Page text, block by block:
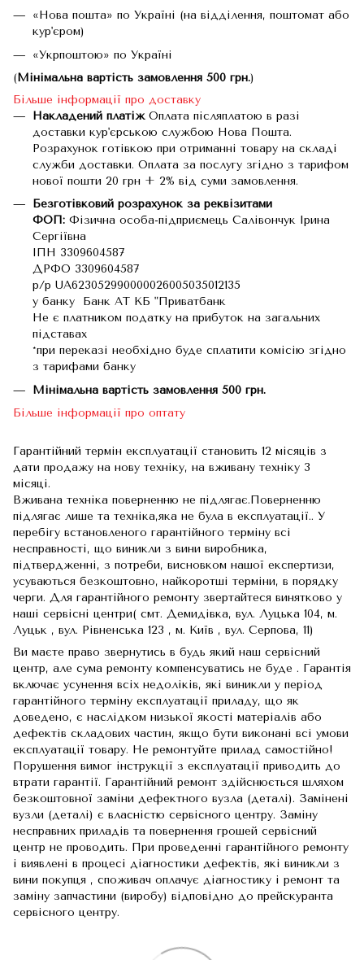
«Нова пошта» по Україні (на відділення, поштомат або
кур'єром)
«Укрпоштою» по Україні
(Мінімальна вартість замовлення 500 грн.)
Більше інформації про доставку
Накладений платіжОплата післяплатою в разі
доставки кур'єрською службою Нова Пошта.
Розрахунок готівкою при отриманні товару на складі
служби доставки. Оплата за послугу згідно з тарифом
нової пошти 20 грн + 2% від суми замовлення.
Безготівковий розрахунок за реквізитами
ФОП: Фізична особа-підприємець Салівончук Ірина
Сергіївна
ІПН 3309604587
ДРФО 3309604587
р/р UA623052990000026005035012135
у банку Банк АТ КБ "Приватбанк
Не є платником податку на прибуток на загальних
підставах
*при переказі необхідно буде сплатити комісію згідно
з тарифами банку
Мінімальна вартість замовлення 500 грн.
Більше інформації про оптату
Гарантійний термін експлуатації становить 12 місяців з
дати продажу на нову техніку, на вживану техніку 3
місяці.
Вживана техніка поверненню не підлягає.Поверненню
підлягає лише та техніка,яка не була в експлуатації.. У
перебігу встановленого гарантійного терміну всі
несправності, що виникли з вини виробника,
підтвердженні, з потреби, висновком нашої експертизи,
усуваються безкоштовно, найкоротші терміни, в порядку
черги. Для гарантійного ремонту звертайтеся винятково у
наші сервісні центри( смт. Демидівка, вул. Луцька 104, м.
Луцьк , вул. Рівненська 123 , м. Київ , вул. Серпова, 11)
Ви маєте право звернутись в будь який наш сервісний
центр, але сума ремонту компенсуватись не буде . Гарантія
включає усунення всіх недоліків, які виникли у період
гарантійного терміну експлуатації приладу, що як
доведено, є наслідком низької якості матеріалів або
дефектів складових частин, якщо бути виконані всі умови
експлуатації товару. Не ремонтуйте прилад самостійно!
Порушення вимог інструкції з експлуатації приводить до
втрати гарантії. Гарантійний ремонт здійснюється шляхом
безкоштовної заміни дефектного вузла (деталі). Замінені
вузли (деталі) є власністю сервісного центру. Заміну
несправних приладів та повернення грошей сервісний
центр не проводить. При проведенні гарантійного ремонту
і виявлені в процесі діагностики дефектів, які виникли з
вини покупця , споживач оплачує діагностику і ремонт та
заміну запчастини (виробу) відповідно до прейскуранта
сервісного центру.